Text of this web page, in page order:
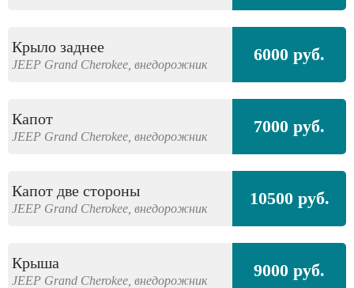
Крыло заднее
JEEP Grand Cherokee, внедорожник 6000 руб.
Капот
JEEP Grand Cherokee, внедорожник 7000 руб.
Капот две стороны
JEEP Grand Cherokee, внедорожник 10500 руб.
Крыша
JEEP Grand Cherokee, внедорожник 9000 руб.